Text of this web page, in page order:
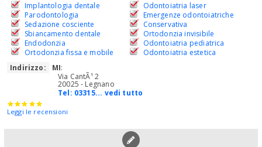
Implantologia dentale
Parodontologia
Sedazione cosciente
Sbiancamento dentale
Endodonzia
Ortodonzia fissa e mobile
Odontoiatria laser
Emergenze odontoiatriche
Conservativa
Ortodonzia invisibile
Odontoiatria pediatrica
Odontoiatria estetica
Indirizzo:
MI:
Via CantÃ¹ 2
20025 - Legnano
Tel: 03315... vedi tutto
Leggi le recensioni